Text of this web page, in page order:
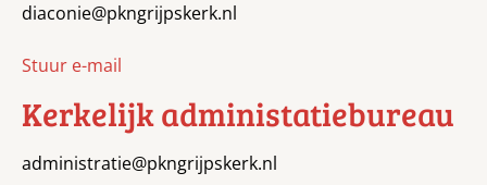
diaconie@pkngrijpskerk.nl
Stuur e-mail
Kerkelijk administatiebureau
administratie@pkngrijpskerk.nl